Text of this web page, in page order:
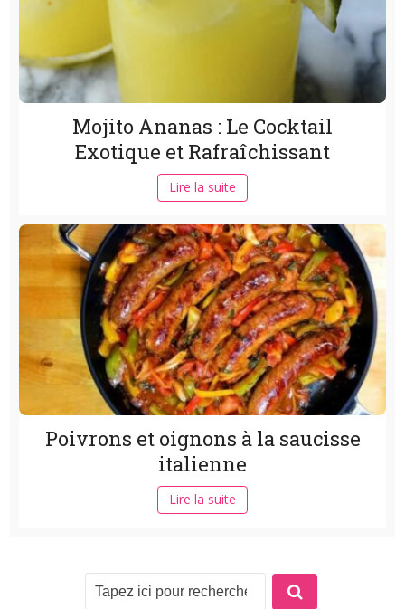
Mojito Ananas : Le Cocktail
Exotique et Rafraîchissant
Lire la suite
Poivrons et oignons à la saucisse
italienne
Lire la suite